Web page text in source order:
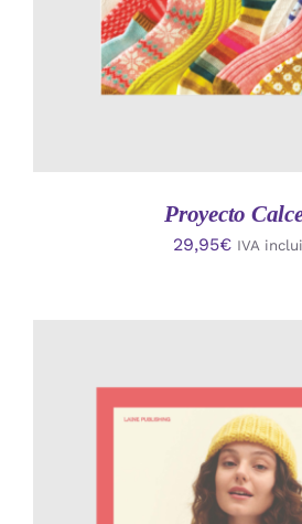
Proyecto
29,95€ IVA